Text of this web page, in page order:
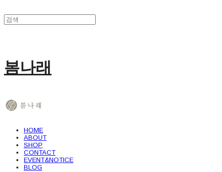
봄나래
HOME
ABOUT
SHOP
CONTACT
EVENT&NOTICE
BLOG